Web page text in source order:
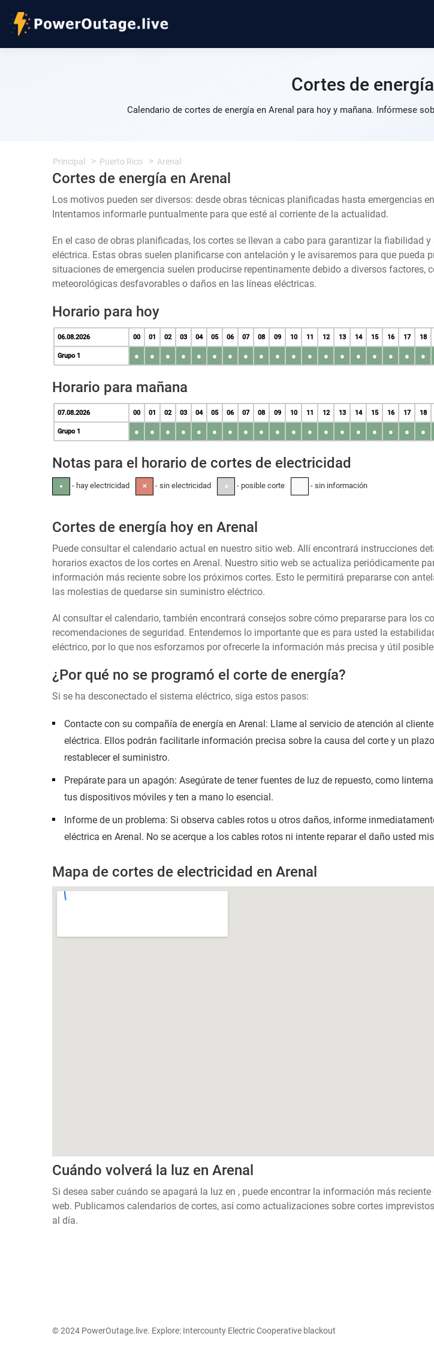
Cortes de
Calendario de cortes de energía en Arenal para hoy y mañana. Infórmese
Principal Puerto Rico Arenal
Cortes de energía en Arenal
Los motivos pueden ser diversos: desde obras técnicas planificadas hasta emergencias
Intentamos informarle puntualmente para que esté al corriente de la actualidad.
En el caso de obras planificadas, los cortes se llevan a cabo para garantizar la fiabilidad y
eléctrica. Estas obras suelen planificarse con antelación y le avisaremos para que pueda
situaciones de emergencia suelen producirse repentinamente debido a diversos factores,
meteorológicas desfavorables o daños en las líneas eléctricas.
Horario para hoy
06.08.2026 00 01 02 03 04 05 06 07 08 09 10 11 12 13 14 15 16 17 18
Grupo 1 ● ● ● ● ● ● ● ● ● ● ● ● ● ● ● ● ● ● ●
Horario para mañana
07.08.2026 00 01 02 03 04 05 06 07 08 09 10 11 12 13 14 15 16 17 18
Grupo 1 ● ● ● ● ● ● ● ● ● ● ● ● ● ● ● ● ● ● ●
Notas para el horario de cortes de electricidad
● - hay electricidad ✕ - sin electricidad ± - posible corte - sin información
Cortes de energía hoy en Arenal
Puede consultar el calendario actual en nuestro sitio web. Allí encontrará instrucciones
horarios exactos de los cortes en Arenal. Nuestro sitio web se actualiza periódicamente
información más reciente sobre los próximos cortes. Esto le permitirá prepararse con
las molestias de quedarse sin suministro eléctrico.
Al consultar el calendario, también encontrará consejos sobre cómo prepararse para los
recomendaciones de seguridad. Entendemos lo importante que es para usted la
eléctrico, por lo que nos esforzamos por ofrecerle la información más precisa y útil
¿Por qué no se programó el corte de energía?
Si se ha desconectado el sistema eléctrico, siga estos pasos:
Contacte con su compañía de energía en Arenal: Llame al servicio de atención al
eléctrica. Ellos podrán facilitarle información precisa sobre la causa del corte y un
restablecer el suministro.
Prepárate para un apagón: Asegúrate de tener fuentes de luz de repuesto, como
tus dispositivos móviles y ten a mano lo esencial.
Informe de un problema: Si observa cables rotos u otros daños, informe
eléctrica en Arenal. No se acerque a los cables rotos ni intente reparar el daño usted
Mapa de cortes de electricidad en Arenal
Cuándo volverá la luz en Arenal
Si desea saber cuándo se apagará la luz en , puede encontrar la información más
web. Publicamos calendarios de cortes, así como actualizaciones sobre cortes
al día.
© 2024 PowerOutage.live. Explore: Intercounty Electric Cooperative blackout